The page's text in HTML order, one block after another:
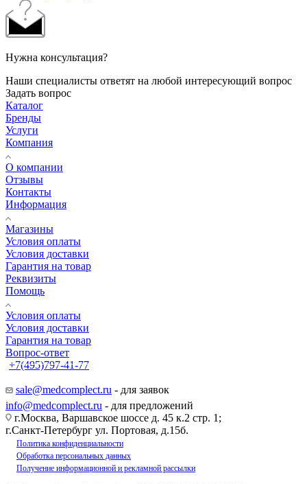
Нужна консультация?
Наши специалисты ответят на любой интересующий вопрос
Задать вопрос
Каталог
Бренды
Услуги
Компания
О компании
Отзывы
Контакты
Информация
Магазины
Условия оплаты
Условия доставки
Гарантия на товар
Реквизиты
Помощь
Условия оплаты
Условия доставки
Гарантия на товар
Вопрос-ответ
+7(495)797-41-77
sale@medcomplect.ru - для заявок
info@medcomplect.ru - для предложений
г.Москва, Варшавское шоссе д. 45 к.2 стр. 1;
г.Санкт-Петербург ул. Портовая, д.15б.
Политика конфиденциальности
Обработка персональных данных
Получение информационной и рекламной рассылки